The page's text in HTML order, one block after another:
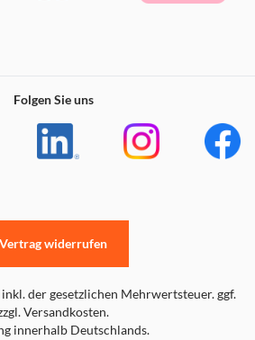
Folgen Sie uns
der gesetzlichen Mehrwertsteuer. ggf.
Versandkosten.
innerhalb Deutschlands.
Vertrag widerrufen